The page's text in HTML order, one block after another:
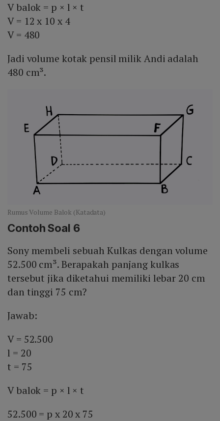
V balok = p × l × t
V = 12 x 10 x 4
V = 480
Jadi volume kotak pensil milik Andi adalah
480 cm³.
Rumus Volume Balok (Katadata)
Contoh Soal 6
Sony membeli sebuah Kulkas dengan volume
52.500 cm³. Berapakah panjang kulkas
tersebut jika diketahui memiliki lebar 20 cm
dan tinggi 75 cm?
Jawab:
V = 52.500
l = 20
t = 75
V balok = p × l × t
52.500 = p x 20 x 75